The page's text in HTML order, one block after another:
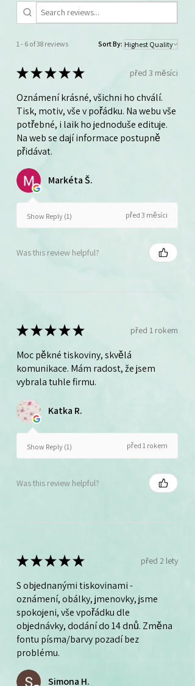
1 - 6 of 38 reviews Sort By:
★★★★★ před 3 měsíci
Oznámení krásné, všichni ho chválí.
Tisk, motiv, vše v pořádku. Na webu vše
potřebné, i laik ho jednoduše edituje.
Na web se dají informace postupně
přidávat.
Markéta Š.
Show Reply (1) před 3 měsíci
Was this review helpful?
★★★★★ před 1 rokem
Moc pěkné tiskoviny, skvělá
komunikace. Mám radost, že jsem
vybrala tuhle firmu.
Katka R.
Show Reply (1) před 1 rokem
Was this review helpful?
★★★★★ před 2 lety
S objednanými tiskovinami -
oznámení, obálky, jmenovky, jsme
spokojeni, vše vpořádku dle
objednávky, dodání do 14 dnů. Změna
fontu písma/barvy pozadí bez
problému.
Simona H.